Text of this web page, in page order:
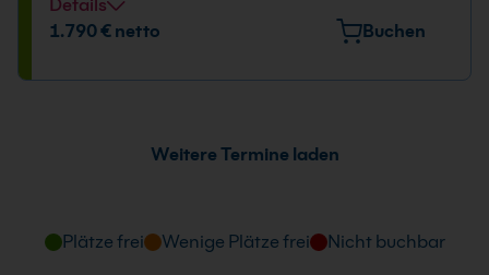
Details
Veranstaltungsort
31.08. - 02.09.2026
1.790 € netto Buchen
Weitere Termine laden
Plätze frei Wenige Plätze frei Nicht buchbar